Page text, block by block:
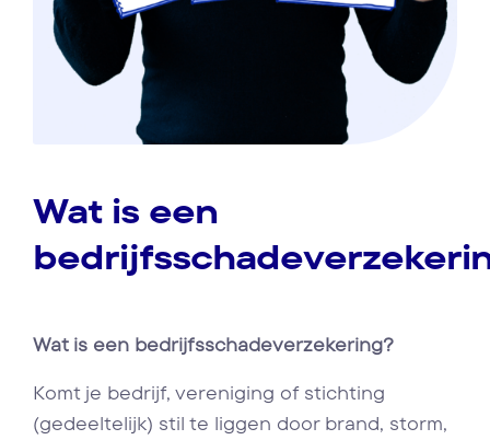
Wat is een
Wat is een bedrijfsschadeverzekering?
Komt je bedrijf, vereniging of stichting
(gedeeltelijk) stil te liggen door brand, storm,